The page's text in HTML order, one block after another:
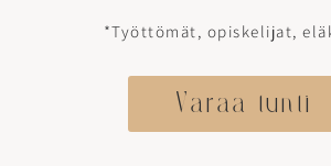
*Työttömät, opiskelijat,
Varaa tunti